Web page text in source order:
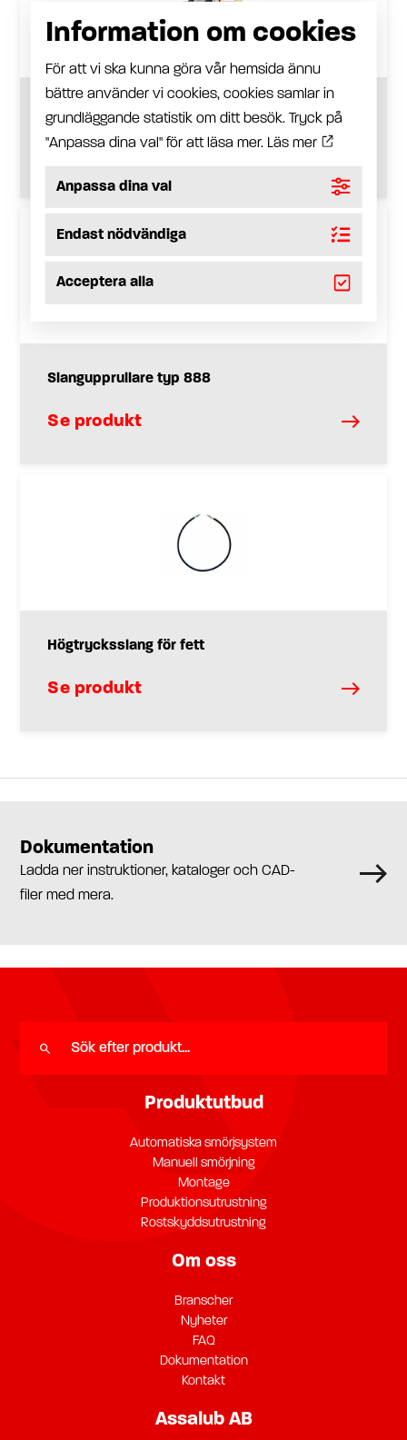
Fettmätarpistol
Se produkt
Slangupprullare typ 888
Se produkt
Högtrycksslang för fett
Se produkt
Dokumentation
Ladda ner instruktioner, kataloger och CAD-
filer med mera.
Produktutbud
Automatiska smörjsystem
Manuell smörjning
Montage
Produktionsutrustning
Rostskyddsutrustning
Om oss
Branscher
Nyheter
FAQ
Dokumentation
Kontakt
Assalub AB
Information om cookies
För att vi ska kunna göra vår hemsida ännu
bättre använder vi cookies, cookies samlar in
grundläggande statistik om ditt besök. Tryck på
"Anpassa dina val" för att läsa mer. Läs mer
Anpassa dina val
Endast nödvändiga
Acceptera alla